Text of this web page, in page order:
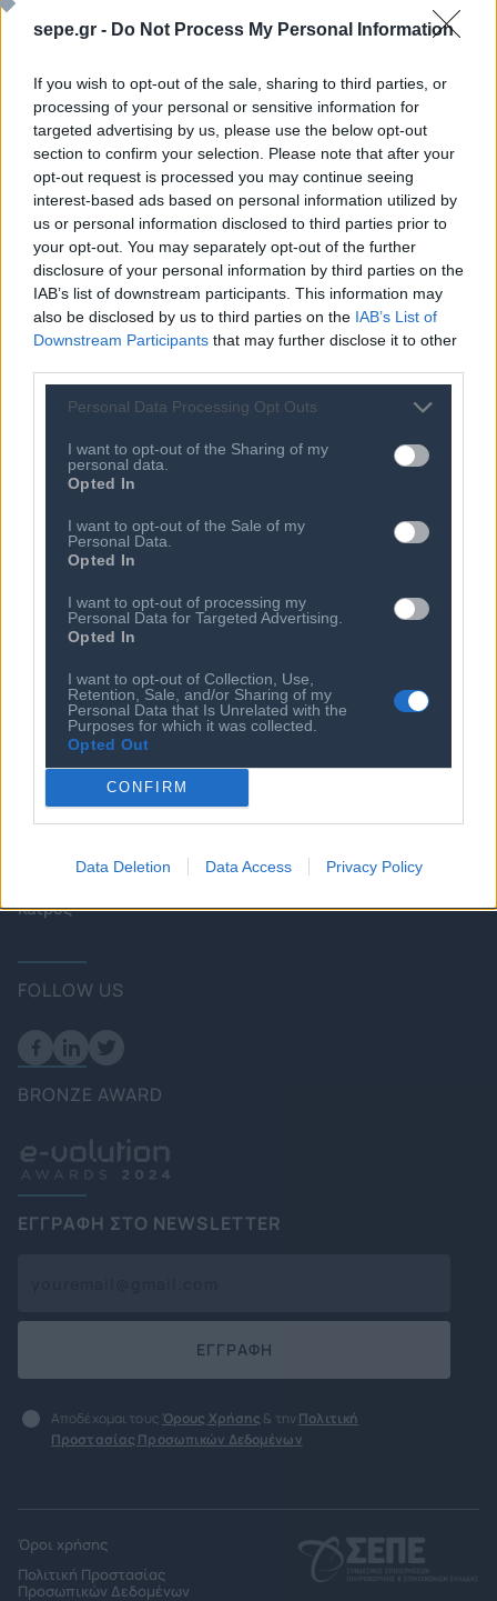
sepe.gr - Do Not Process My Personal Information
If you wish to opt-out of the sale, sharing to third parties, or
processing of your personal or sensitive information for
targeted advertising by us, please use the below opt-out
section to confirm your selection. Please note that after your
opt-out request is processed you may continue seeing
interest-based ads based on personal information utilized by
us or personal information disclosed to third parties prior to
your opt-out. You may separately opt-out of the further
disclosure of your personal information by third parties on the
IAB’s list of downstream participants. This information may
also be disclosed by us to third parties on the IAB’s List of
Downstream Participants that may further disclose it to other
Personal Data Processing Opt Outs
I want to opt-out of the Sharing of my
personal data.
Opted In
I want to opt-out of the Sale of my
Personal Data.
Opted In
I want to opt-out of processing my
Personal Data for Targeted Advertising.
Opted In
I want to opt-out of Collection, Use,
Retention, Sale, and/or Sharing of my
Personal Data that Is Unrelated with the
Purposes for which it was collected.
Opted Out
CONFIRM
Data Deletion Data Access Privacy Policy
Ποιος είναι ο ΣΕΠΕ
Καταστατικό
Κώδικας Δεοντολογίας
Κανονισμός Διαιτησίας
Διοικητικό Συμβούλιο/
Αιρετά Όργανα
Διοικητικό Προσωπικό &
Συνεργάτες
Επιχειρήσεις - Μέλη
Εγγραφή Νέου Μέλους
Προνόμια Μελών
Επιτροπές & Ομάδες
Εκδηλώσεις
Διαβουλεύσεις
Ευκαιρίες Καριέρας
Διεθνών Οργανισμών
Έρευνες - Μελέτες
Οικονομία
Startups
Επικοινωνία
Πολιτική
Ενέργεια
Καιρός
FOLLOW US
BRONZE AWARD
ΕΓΓΡΑΦΗ ΣΤΟ NEWSLETTER
ΕΓΓΡΑΦΗ
Αποδέχομαι τους Όρους Χρήσης & την Πολιτική
Προστασίας Προσωπικών Δεδομένων
Όροι χρήσης
Πολιτική Προστασίας
Προσωπικών Δεδομένων